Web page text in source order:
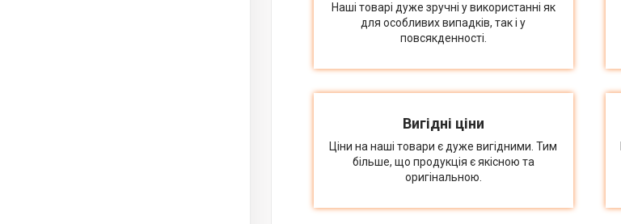
Наші товарі дуже зручні у використанні як
для особливих випадків, так і у
повсякденності.
Вигідні ціни
Ціни на наші товари є дуже вигідними. Тим
більше, що продукція є якісною та
оригінальною.